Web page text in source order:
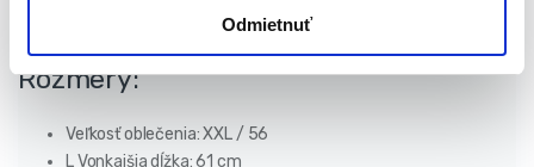
Odmietnuť
Rozmery:
Veľkosť oblečenia: XXL / 56
L Vonkajšia dĺžka: 61 cm